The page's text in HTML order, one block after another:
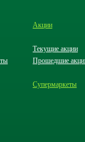
Акции
Текущие акции
Прошедшие
Супермаркеты